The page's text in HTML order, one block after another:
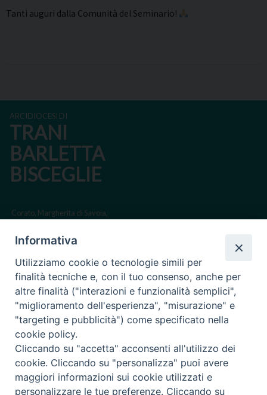
Tanti auguri dalla Comunità del Seminario!
ARCIDIOCESI DI
TRANI
BARLETTA
BISCEGLIE
Corato, Margherita di Savoia,
Regione ecclesiastica Puglia
Via Beltrani, 9
76125 Trani BT
Centralino Tel. 0883 494211
Cancelleria Tel. 0883 494204
cancelleria@arcidiocesitrani.it
Informativa
Utilizziamo cookie o tecnologie simili per
finalità tecniche e, con il tuo consenso, anche per
altre finalità ("interazioni e funzionalità semplici",
"miglioramento dell'esperienza", "misurazione" e
"targeting e pubblicità") come specificato nella
cookie policy.
Cliccando su "accetta" acconsenti all'utilizzo dei
cookie. Cliccando su "personalizza" puoi avere
maggiori informazioni sui cookie utilizzati e
personalizzare le tue preferenze. Cliccando su